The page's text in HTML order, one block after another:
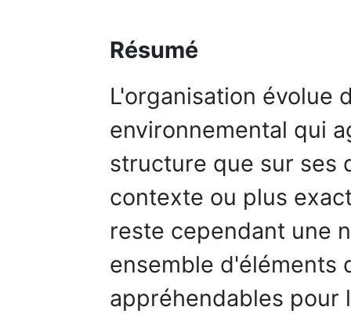
Résumé
L'organisation évolue
environnemental qui
structure que sur ses
contexte ou plus
reste cependant une
ensemble d'éléments
appréhendables pour